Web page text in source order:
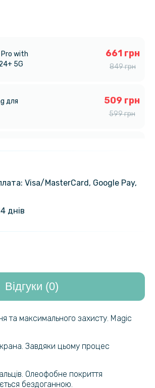
Pro with
5G
661 грн
849 грн
для
509 грн
599 грн
Ring для
with
5G
399 грн
Visa/MasterСard, Google Pay,
днів
Відгуки (0)
та максимального захисту. Magic
Завдяки цьому процес
Олеофобне покриття
бездоганною.